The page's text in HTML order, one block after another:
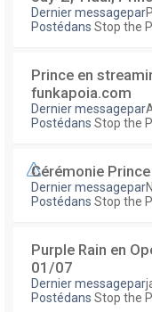
Dernier messagepar
Postédans Stop the
Prince en
funkapoia.com
Dernier messagepar
Postédans Stop the
Cérémonie
Dernier messagepar
Postédans Stop the
Purple Rain en
01/07
Dernier messagepar
Postédans Stop the